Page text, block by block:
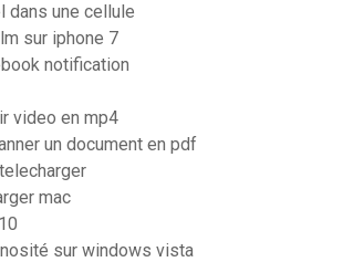
dans une cellule
sur iphone 7
notification
video en mp4
un document en pdf
mac
sur windows vista